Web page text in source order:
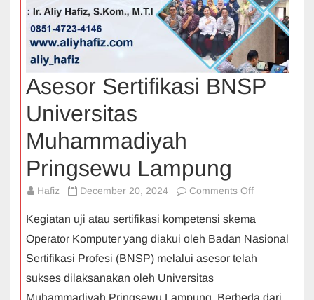
Asesor Sertifikasi BNSP
Universitas
Muhammadiyah
Pringsewu Lampung
Hafiz December 20, 2024 Comments Offon
Sertifikasi
BNSP
Universitas
Pringsewu
Kegiatan uji atau sertifikasi kompetensi skema
Operator Komputer yang diakui oleh Badan Nasional
Sertifikasi Profesi (BNSP) melalui asesor telah
sukses dilaksanakan oleh Universitas
Muhammadiyah Pringsewu Lampung. Berbeda dari